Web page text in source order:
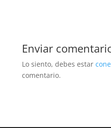
Enviar
Lo siento, debes estar
comentario.